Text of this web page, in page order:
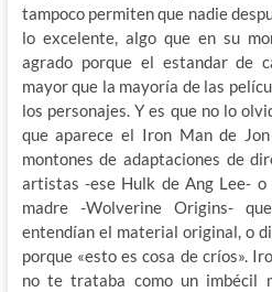
tampoco permiten que nadie
lo excelente, algo que en su
agrado porque el estandar de
mayor que la mayoría de las
los personajes. Y es que no lo
que aparece el Iron Man de
montones de adaptaciones de
artistas -ese Hulk de Ang Lee- o
madre -Wolverine Origins-
entendían el material original, o
porque «esto es cosa de críos».
no te trataba como un imbécil